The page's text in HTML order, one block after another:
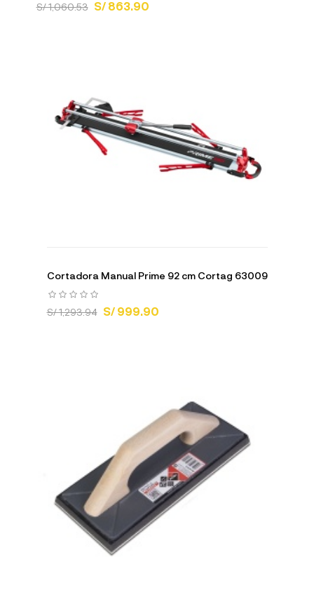
S/ 1,060.53 S/ 863.90
Cortadora Manual Prime 92 cm Cortag 63009
S/ 1,293.94 S/ 999.90